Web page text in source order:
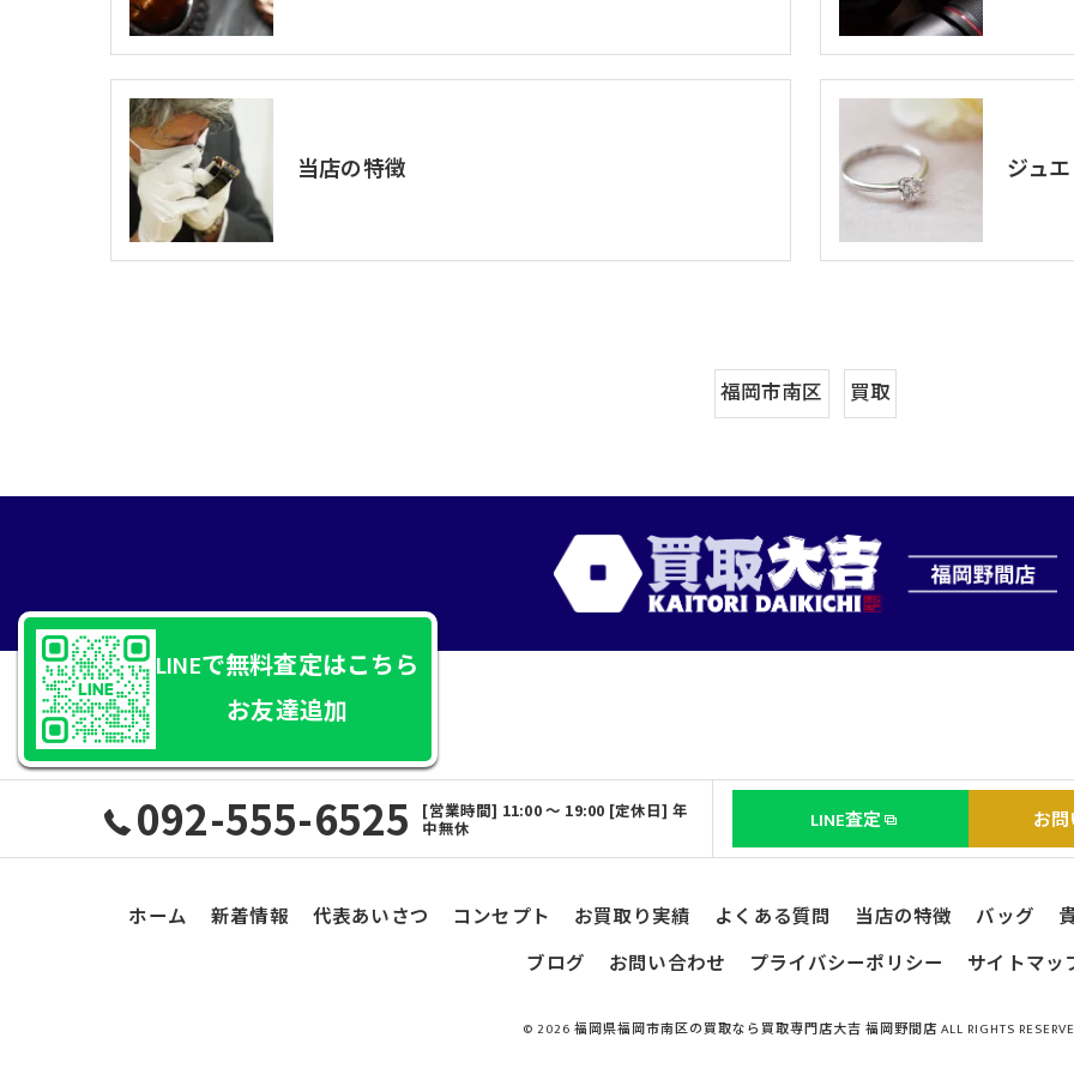
当店の特徴 ジュ
福岡市南区 買取
LINEで無料査定はこちら
お友達追加
092-555-6525 [営業時間] 11:00 ～ 19:00 [定休日] 年
中無休 LINE査定 お
ホーム 新着情報 代表あいさつ コンセプト お買取り実績 よくある質問 当店の特徴 バッグ
ブログ
お問い合わせ プライバシーポリシー サイトマッ
© 2026 福岡県福岡市南区の買取なら買取専門店大吉 福岡野間店 ALL RIGHTS